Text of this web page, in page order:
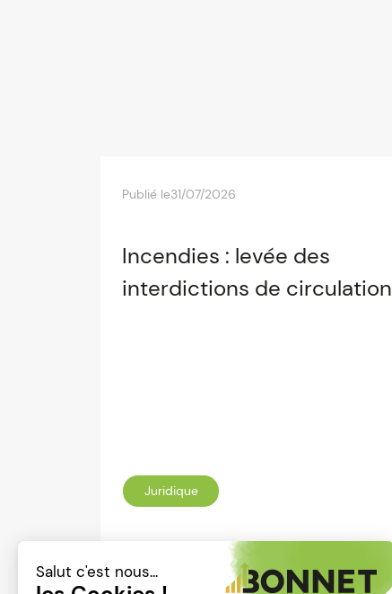
Publié le31/07/2026
Incendies : levée des
interdictions de circulation
Juridique